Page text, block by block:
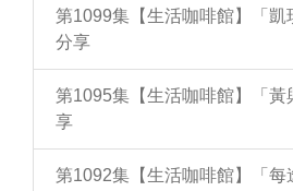
第1099集【生活咖啡館】「
分享
第1095集【生活咖啡館】「
享
第1092集【生活咖啡館】「每